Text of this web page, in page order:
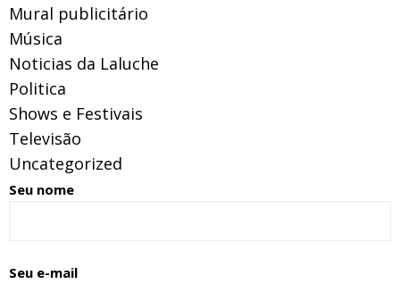
Mural publicitário
Música
Noticias da Laluche
Politica
Shows e Festivais
Televisão
Uncategorized
Seu nome
Seu e-mail